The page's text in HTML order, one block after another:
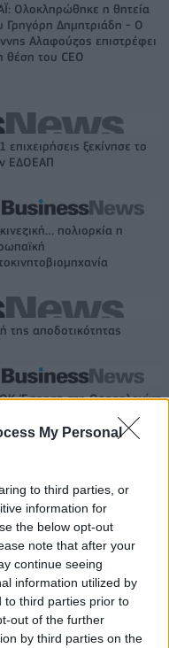
My Personal
to third parties, or
information for
the below opt-out
note that after your
continue seeing
information utilized by
to third parties prior to
out of the further
by third parties on the
Ολοκληρώθηκε η θητεία
Γρηγόρη Δημητριάδη - Ο
Αλαφούζος επιστρέφει
θέση του CEO
ξεκίνησε το
ΕΔΟΕΑΠ
πολιορκία η
αποδοτικότητας
Έφτασε στη Θεσσαλονίκη
1,76%, κέρδη 23,31%
Μεταφορών: Οριστική λύση
ζήτημα των πινακίδων
- Τέλος στις
διαδικασίες